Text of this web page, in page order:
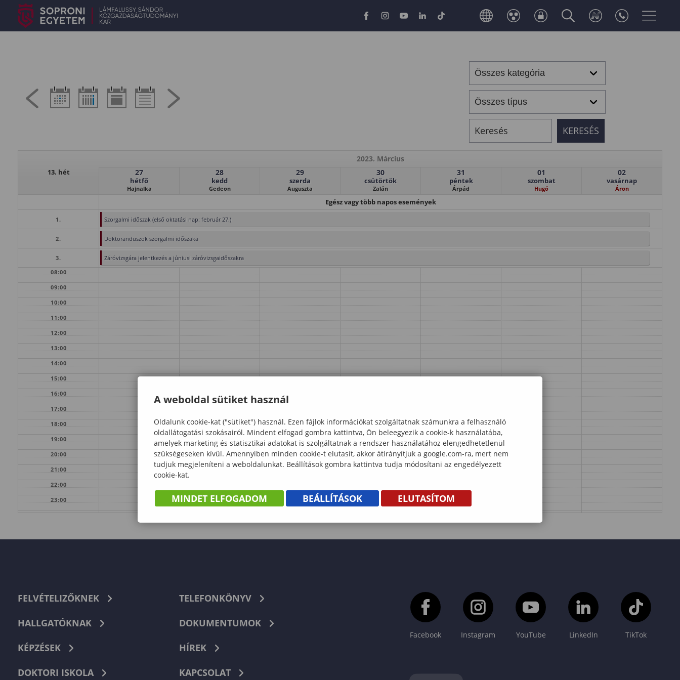
13. hét
2023. Március
27
hétfő
Hajnalka
28
kedd
Gedeon
29
szerda
Auguszta
30
csütörtök
Zalán
31
péntek
Árpád
01
szombat
Hugó
02
vasárnap
Áron
Egész vagy több napos események
1. Szorgalmi időszak (első oktatási nap: február 27.)
2. Doktoranduszok szorgalmi időszaka
3.
Záróvizsgára jelentkezés a júniusi záróvizsgaidőszakra
08:00
09:00
10:00
11:00
12:00
13:00
14:00
15:00
16:00
17:00
18:00
19:00
20:00
21:00
22:00
23:00
FELVÉTELIZŐKNEK
HALLGATÓKNAK
KÉPZÉSEK
DOKTORI ISKOLA
TELEFONKÖNYV
DOKUMENTUMOK
HÍREK
KAPCSOLAT
Facebook Instagram YouTube LinkedIn TikTok
A weboldal sütiket használ
Oldalunk cookie-kat ("sütiket") használ. Ezen fájlok információkat szolgáltatnak számunkra a felhasználó
oldallátogatási szokásairól. Mindent elfogad gombra kattintva, Ön beleegyezik a cookie-k használatába,
amelyek marketing és statisztikai adatokat is szolgáltatnak a rendszer használatához elengedhetetlenül
szükségeseken kívül. Amennyiben minden cookie-t elutasít, akkor átirányítjuk a google.com-ra, mert nem
tudjuk megjeleníteni a weboldalunkat. Beállítások gombra kattintva tudja módosítani az engedélyezett
cookie-kat.
MINDET ELFOGADOM BEÁLLÍTÁSOK ELUTASÍTOM